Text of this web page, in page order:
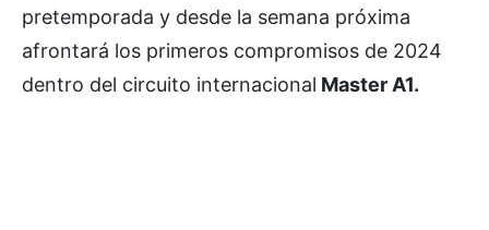
pretemporada y desde la semana próxima
afrontará los primeros compromisos de 2024
dentro del circuito internacional Master A1.